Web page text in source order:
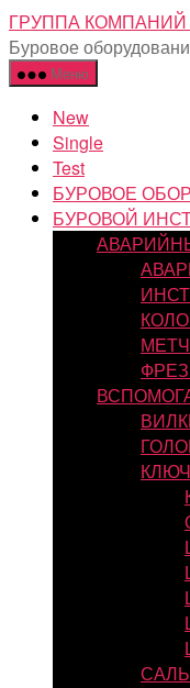
Перейти
к
содержимому
ГРУППА КОМПАНИЙ
Буровое
Меню
New
Single
Test
БУРОВОЕ
БУРОВОЙ